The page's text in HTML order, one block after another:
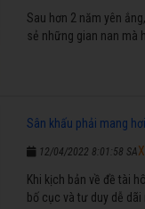
Sau hơn 2 năm yên
sẻ những gian nan mà
Sân khấu phải mang
12/04/2022 8:01:58 SA
Khi kịch bản về đề tài
bố cục và tư duy dễ